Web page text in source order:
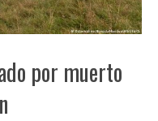
por muerto